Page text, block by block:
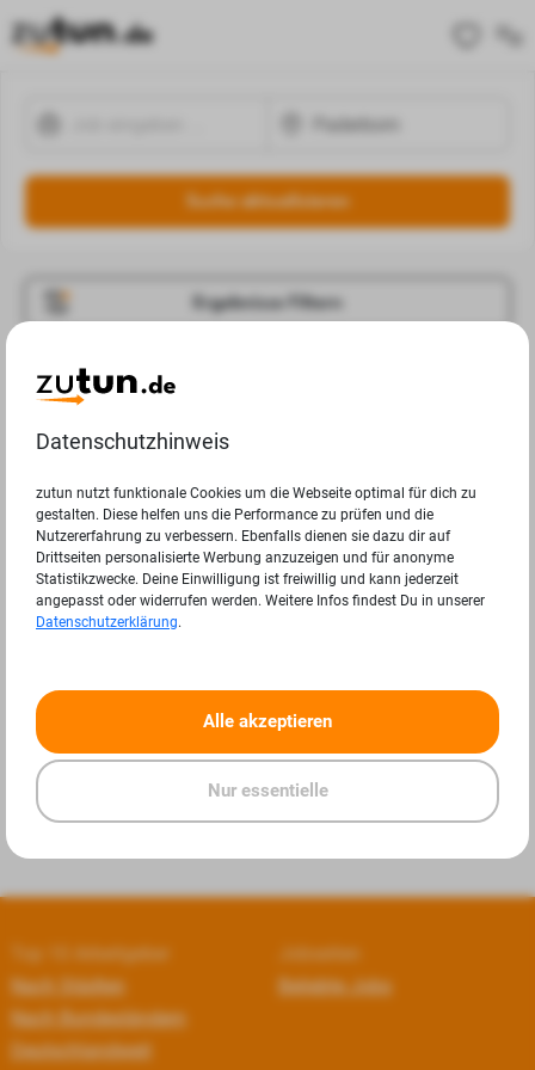
Suche aktualisieren
Ergebnisse Filtern
Jobangebote
Ergebnisse.
« »
Top 10 Arbeitgeber
Nach Städten
Nach Bundesländern
Deutschlandweit
Jobseiten
Beliebte Jobs
Datenschutzhinweis
zutun nutzt funktionale Cookies um die Webseite optimal für dich zu
gestalten. Diese helfen uns die Performance zu prüfen und die
Nutzererfahrung zu verbessern. Ebenfalls dienen sie dazu dir auf
Drittseiten personalisierte Werbung anzuzeigen und für anonyme
Statistikzwecke. Deine Einwilligung ist freiwillig und kann jederzeit
angepasst oder widerrufen werden. Weitere Infos findest Du in unserer
Datenschutzerklärung.
Alle akzeptieren
Nur essentielle